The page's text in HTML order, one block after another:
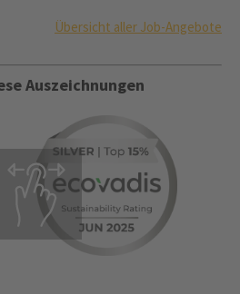
Übersicht aller Job-Angebote
Auszeichnungen